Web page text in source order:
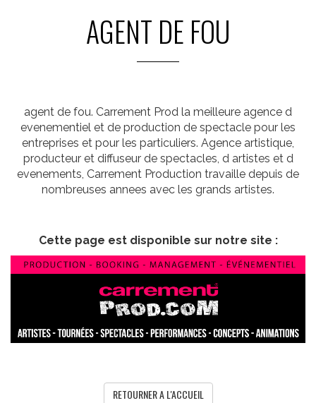
AGENT DE FOU
agent de fou. Carrement Prod la meilleure agence d
evenementiel et de production de spectacle pour les
entreprises et pour les particuliers. Agence artistique,
producteur et diffuseur de spectacles, d artistes et d
evenements, Carrement Production travaille depuis de
nombreuses annees avec les grands artistes.
Cette page est disponible sur notre site :
RETOURNER A L'ACCUEIL